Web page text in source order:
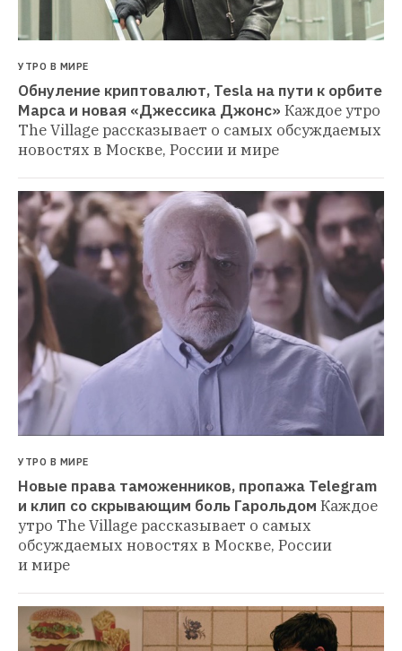
УТРО В МИРЕ
Обнуление криптовалют, Tesla на пути к орбите
Марса и новая «Джессика Джонс» Каждое утро
The Village рассказывает о самых обсуждаемых
новостях в Москве, России и мире
УТРО В МИРЕ
Новые права таможенников, пропажа Telegram
и клип со скрывающим боль Гарольдом Каждое
утро The Village рассказывает о самых
обсуждаемых новостях в Москве, России
и мире